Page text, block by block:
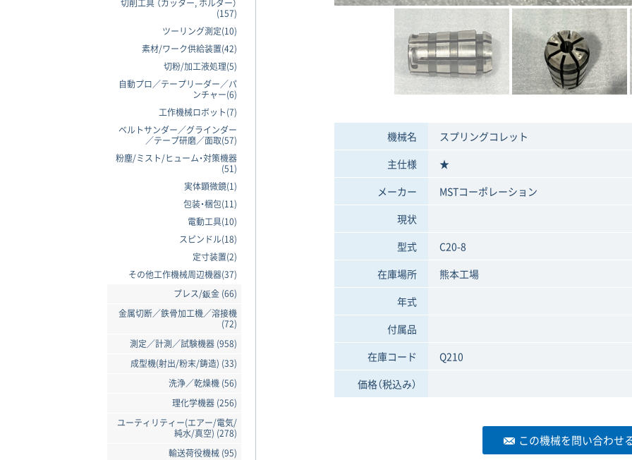
機械名
スプリングコレット
主仕様
★
メーカー
MSTコーポレーション
現状
型式
C20-8
在庫場所
熊本工場
年式
付属品
在庫コード
Q210
価格（税込み）
この機械を問い合わせ
切削工具 （カッター, ホルダー）
(157)
ツーリング測定(10)
素材/ワーク供給装置(42)
切粉/加工液処理(5)
自動プロ／テープリーダー／パ
ンチャー(6)
工作機械ロボット(7)
ベルトサンダー／グラインダー
／テープ研磨／面取(57)
粉塵/ミスト/ヒューム・対策機器
(51)
実体顕微鏡(1)
包装・梱包(11)
電動工具(10)
スピンドル(18)
定寸装置(2)
その他工作機械周辺機器(37)
プレス/鈑金 (66)
金属切断／鉄骨加工機／溶接機
(72)
測定／計測／試験機器 (958)
成型機(射出/粉末/鋳造) (33)
洗浄／乾燥機 (56)
理化学機器 (256)
ユーティリティー(エアー/電気/
純水/真空) (278)
輸送荷役機械 (95)